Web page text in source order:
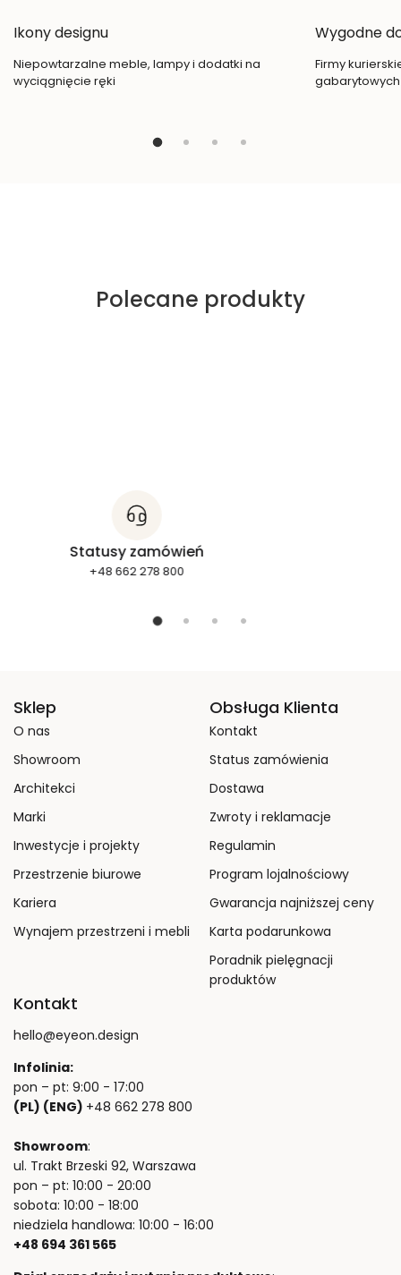
Ikony designu
Niepowtarzalne meble, lampy i dodatki na
wyciągnięcie ręki
Wygodne
Firmy
gabarytowych
Polecane produkty
Statusy zamówień
+48 662 278 800
Sklep
O nas
Showroom
Architekci
Marki
Inwestycje i projekty
Przestrzenie biurowe
Kariera
Wynajem przestrzeni i mebli
Obsługa Klienta
Kontakt
Status zamówienia
Dostawa
Zwroty i reklamacje
Regulamin
Program lojalnościowy
Gwarancja najniższej ceny
Karta podarunkowa
Poradnik pielęgnacji
produktów
Kontakt
hello@eyeon.design
Infolinia:
pon – pt: 9:00 - 17:00
(PL) (ENG) +48 662 278 800
Showroom:
ul. Trakt Brzeski 92, Warszawa
pon – pt: 10:00 - 20:00
sobota: 10:00 - 18:00
niedziela handlowa: 10:00 - 16:00
+48 694 361 565